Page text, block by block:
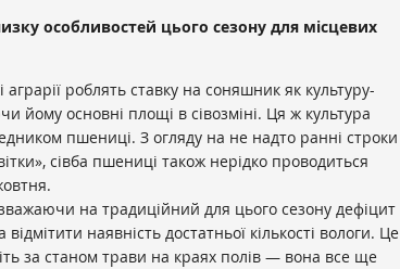
особливостей цього сезону для місцевих
аграрії роблять ставку на соняшник як культуру-
йому основні площі в сівозміні. Ця ж культура
пшениці. З огляду на не надто ранні строки
сівба пшениці також нерідко проводиться
на традиційний для цього сезону дефіцит
відмітити наявність достатньої кількості вологи. Це
за станом трави на краях полів — вона все ще